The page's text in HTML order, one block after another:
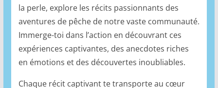
la perle, explore les récits passionnants des
aventures de pêche de notre vaste communauté.
Immerge-toi dans l’action en découvrant ces
expériences captivantes, des anecdotes riches
en émotions et des découvertes inoubliables.
Chaque récit captivant te transporte au cœur